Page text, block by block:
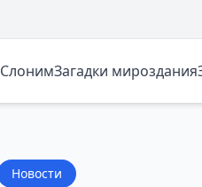
СлонимЗагадки мироздания
Новости